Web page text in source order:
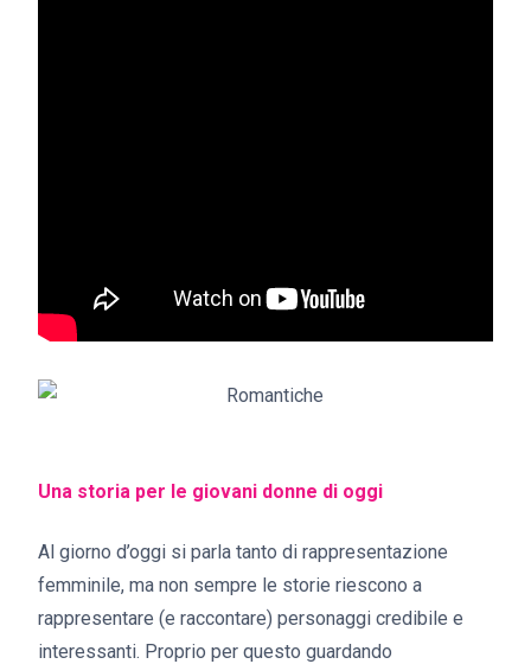
Una storia per le giovani donne di oggi
Al giorno d’oggi si parla tanto di rappresentazione
femminile, ma non sempre le storie riescono a
rappresentare (e raccontare) personaggi credibile e
interessanti. Proprio per questo guardando